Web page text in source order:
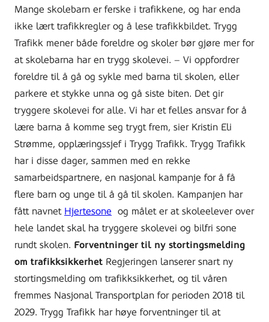
Mange skolebarn er ferske i trafikkene, og har enda
ikke lært trafikkregler og å lese trafikkbildet. Trygg
Trafikk mener både foreldre og skoler bør gjøre mer for
at skolebarna har en trygg skolevei. – Vi oppfordrer
foreldre til å gå og sykle med barna til skolen, eller
parkere et stykke unna og gå siste biten. Det gir
tryggere skolevei for alle. Vi har et felles ansvar for å
lære barna å komme seg trygt frem, sier Kristin Eli
Strømme, opplæringssjef i Trygg Trafikk. Trygg Trafikk
har i disse dager, sammen med en rekke
samarbeidspartnere, en nasjonal kampanje for å få
flere barn og unge til å gå til skolen. Kampanjen har
fått navnet Hjertesone og målet er at skoleelever over
hele landet skal ha tryggere skolevei og bilfri sone
rundt skolen. Forventninger til ny stortingsmelding
om trafikksikkerhet Regjeringen lanserer snart ny
stortingsmelding om trafikksikkerhet, og til våren
fremmes Nasjonal Transportplan for perioden 2018 til
2029. Trygg Trafikk har høye forventninger til at